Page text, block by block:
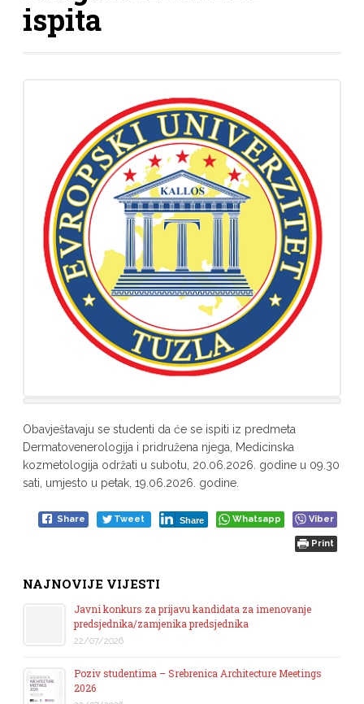
ispita
Obavještavaju se studenti da će se ispiti iz predmeta
Dermatovenerologija i pridružena njega, Medicinska
kozmetologija održati u subotu, 20.06.2026. godine u 09.30
sati, umjesto u petak, 19.06.2026. godine.
Share Tweet Share Whatsapp Viber
Print
NAJNOVIJE VIJESTI
Javni konkurs za prijavu kandidata za imenovanje
predsjednika/zamjenika predsjednika
22/07/2026
Poziv studentima – Srebrenica Architecture Meetings
2026